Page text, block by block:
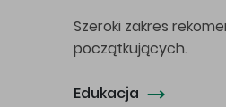
Szeroki zakres
początkujących.
Edukacja